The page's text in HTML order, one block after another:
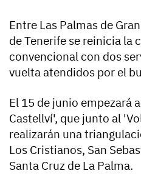
Entre Las Palmas de
de Tenerife se reinicia la
convencional con dos
vuelta atendidos por el
El 15 de junio empezará
Castellví', que junto al
realizarán una
Los Cristianos, San
Santa Cruz de La Palma.